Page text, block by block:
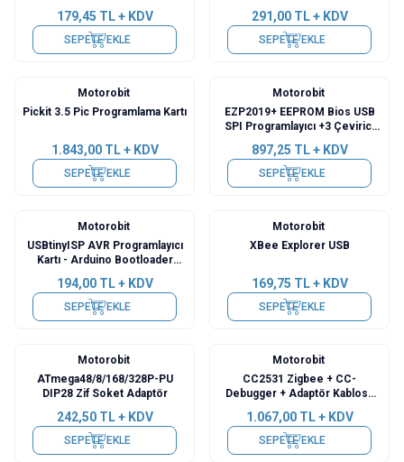
179,45 TL + KDV
SEPETE EKLE
291,00TL + KDV
SEPETE EKLE
Motorobit
Pickit 3.5 Pic Programlama Kartı
1.843,00TL + KDV
SEPETE EKLE
Motorobit
EZP2019+ EEPROM Bios USB
SPI Programlayıcı +3 Çevirici
897,25 TL + KDV
SEPETE EKLE
Motorobit
USBtinyISP AVR Programlayıcı
Kartı - Arduino Bootloader
194,00TL + KDV
SEPETE EKLE
Motorobit
XBee Explorer USB
169,75 TL + KDV
SEPETE EKLE
Motorobit
ATmega48/8/168/328P-PU
DIP28 Zif Soket Adaptör
242,50TL + KDV
SEPETE EKLE
Motorobit
CC2531 Zigbee + CC-
Debugger + Adaptör Kablosu
1.067,00TL + KDV
SEPETE EKLE